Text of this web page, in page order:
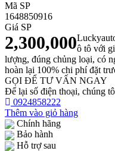
Mã SP
1648850916
Giá SP
2,300,000ô tô với
lượng, đúng chủng loại, có
hoàn lại 100% chi phí đặt
GỌI ĐỂ TƯ VẤN NGAY
Để lại số điện thoại, chúng
0924858222
Thêm vào giỏ hàng
Chính hãng
Bảo hành
Hỗ trợ sau